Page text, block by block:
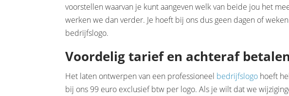
voorstellen waarvan je kunt aangeven welk van beide jou het
werken we dan verder. Je hoeft bij ons dus geen dagen of
bedrijfslogo.
Voordelig tarief en achteraf
Het laten ontwerpen van een professioneel bedrijfslogo hoeft
bij ons 99 euro exclusief btw per logo. Als je wilt dat we